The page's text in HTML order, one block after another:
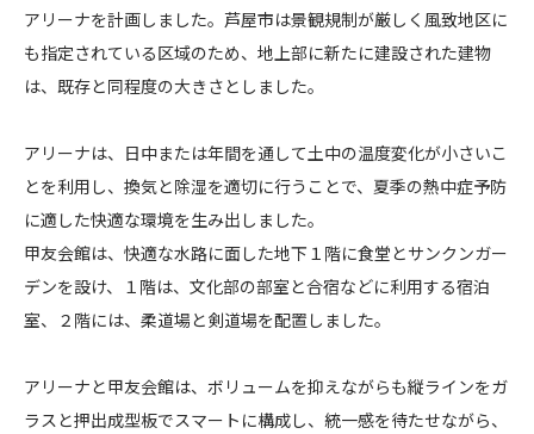
コンプライアンスポリシー プライバシーポリシー
アリーナを計画しました。芦屋市は景観規制が厳しく風致地区に
も指定されている区域のため、地上部に新たに建設された建物
は、既存と同程度の大きさとしました。
アリーナは、日中または年間を通して土中の温度変化が小さいこ
とを利用し、換気と除湿を適切に行うことで、夏季の熱中症予防
に適した快適な環境を生み出しました。
甲友会館は、快適な水路に面した地下１階に食堂とサンクンガー
デンを設け、１階は、文化部の部室と合宿などに利用する宿泊
室、２階には、柔道場と剣道場を配置しました。
アリーナと甲友会館は、ボリュームを抑えながらも縦ラインをガ
ラスと押出成型板でスマートに構成し、統一感を待たせながら、